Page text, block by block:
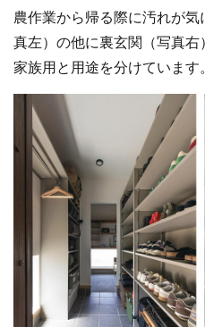
農作業から帰る際に汚れが
真左）の他に裏玄関（写真右
家族用と用途を分けています。